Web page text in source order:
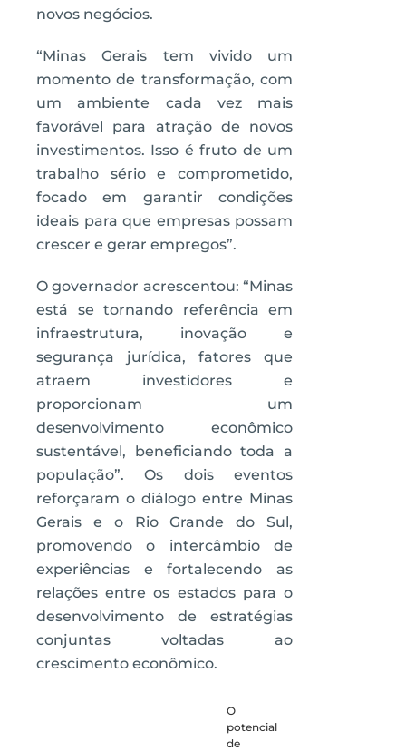
novos negócios.
“Minas Gerais tem vivido um
momento de transformação, com
um ambiente cada vez mais
favorável para atração de novos
investimentos. Isso é fruto de um
trabalho sério e comprometido,
focado em garantir condições
ideais para que empresas possam
crescer e gerar empregos”.
O governador acrescentou: “Minas
está se tornando referência em
infraestrutura, inovação e
segurança jurídica, fatores que
atraem investidores e
proporcionam um
desenvolvimento econômico
sustentável, beneficiando toda a
população”. Os dois eventos
reforçaram o diálogo entre Minas
Gerais e o Rio Grande do Sul,
promovendo o intercâmbio de
experiências e fortalecendo as
relações entre os estados para o
desenvolvimento de estratégias
conjuntas voltadas ao
crescimento econômico.
O
potencial
de